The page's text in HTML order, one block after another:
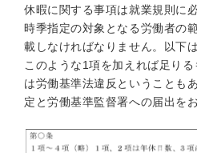
休暇に関する事項は就業規則に
時季指定の対象となる労働者の
載しなければなりません。以下
このような1項を加えれば足り
は労働基準法違反ということも
定と労働基準監督署への届出を